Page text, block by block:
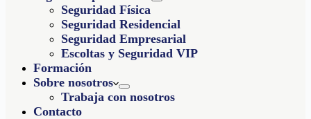
Seguridad Física
Seguridad Residencial
Seguridad Empresarial
Escoltas y Seguridad VIP
Formación
Sobre nosotros
Trabaja con nosotros
Contacto